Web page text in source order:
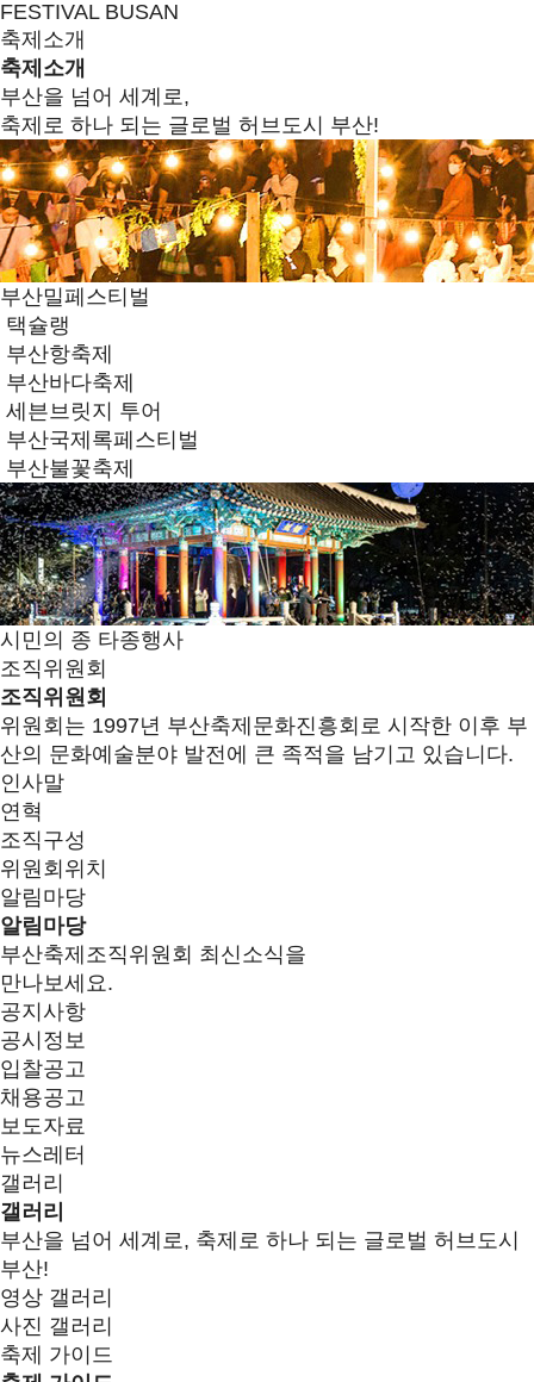
FESTIVAL BUSAN
축제소개
축제소개
부산을 넘어 세계로,
축제로 하나 되는 글로벌 허브도시 부산!
부산밀페스티벌
택슐랭
부산항축제
부산바다축제
세븐브릿지 투어
부산국제록페스티벌
부산불꽃축제
시민의 종 타종행사
조직위원회
조직위원회
위원회는 1997년 부산축제문화진흥회로 시작한 이후 부
산의 문화예술분야 발전에 큰 족적을 남기고 있습니다.
인사말
연혁
조직구성
위원회위치
알림마당
알림마당
부산축제조직위원회 최신소식을
만나보세요.
공지사항
공시정보
입찰공고
채용공고
보도자료
뉴스레터
갤러리
갤러리
부산을 넘어 세계로, 축제로 하나 되는 글로벌 허브도시
부산!
영상 갤러리
사진 갤러리
축제 가이드